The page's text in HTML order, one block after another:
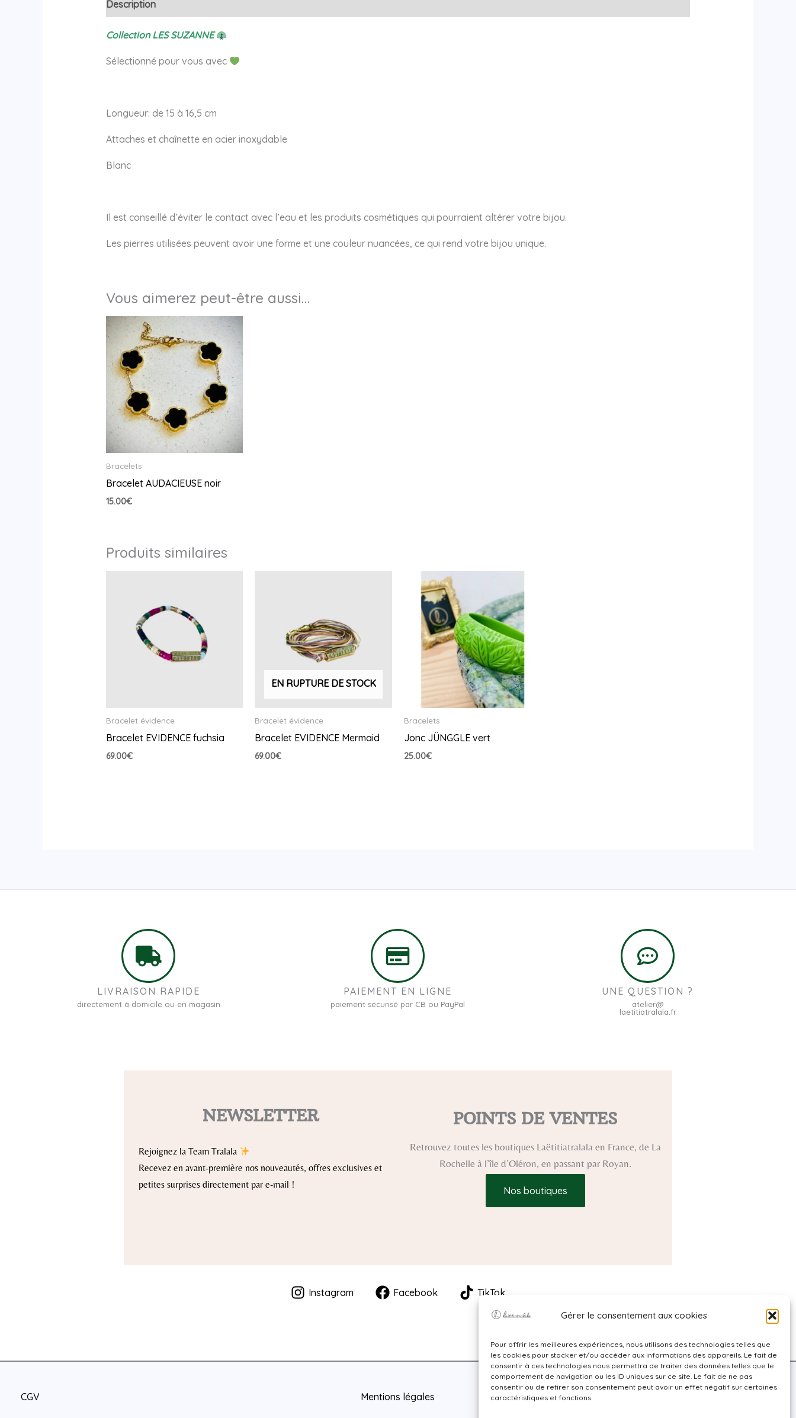
Gérer le consentement aux cookies
Pour offrir les meilleures expériences, nous utilisons des technologies telles que
les cookies pour stocker et/ou accéder aux informations des appareils. Le fait de
consentir à ces technologies nous permettra de traiter des données telles que le
comportement de navigation ou les ID uniques sur ce site. Le fait de ne pas
consentir ou de retirer son consentement peut avoir un effet négatif sur certaines
caractéristiques et fonctions.
Description
Collection LES SUZANNE
Sélectionné pour vous avec
Longueur: de 15 à 16,5 cm
Attaches et chaînette en acier inoxydable
Blanc
Il est conseillé d’éviter le contact avec l’eau et les produits cosmétiques qui pourraient altérer votre bijou.
Les pierres utilisées peuvent avoir une forme et une couleur nuancées, ce qui rend votre bijou unique.
Vous aimerez peut-être aussi…
Bracelets
Bracelet AUDACIEUSE noir
15.00€
Produits similaires
Bracelet évidence
Bracelet EVIDENCE fuchsia
69.00€
EN RUPTURE DE STOCK
Bracelet évidence
Bracelet EVIDENCE Mermaid
69.00€
Bracelets
Jonc JÜNGGLE vert
25.00€
LIVRAISON RAPIDE
directement à domicile ou en magasin
PAIEMENT EN LIGNE
paiement sécurisé par CB ou PayPal
UNE QUESTION ?
atelier@
laetitiatralala.fr
NEWSLETTER
Rejoignez la Team Tralala
Recevez en avant-première nos nouveautés, offres exclusives et
petites surprises directement par e-mail !
POINTS DE VENTES
Retrouvez toutes les boutiques Laëtitiatralala en France, de La
Rochelle à l’île d’Oléron, en passant par Royan.
Nos boutiques
Instagram Facebook TikTok
CGV Mentions légales